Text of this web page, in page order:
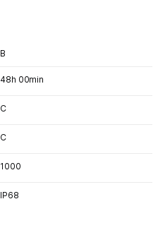
B
48h 00min
C
C
1000
IP68